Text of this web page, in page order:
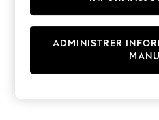
Sets & Outfits
T-Shirts
ADMINISTRER